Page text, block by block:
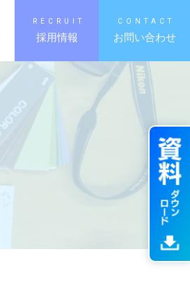
RECRUIT
採用情報
CONTACT
お問い合わせ